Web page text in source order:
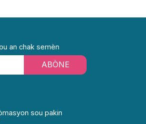
sou pakin
an chak semèn
ABÒNE